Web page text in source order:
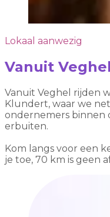
Lokaal aanwezig
Vanuit
Vanuit Veghel rijden
Klundert, waar we
ondernemers binnen
erbuiten.
Kom langs voor een
je toe, 70 km is geen